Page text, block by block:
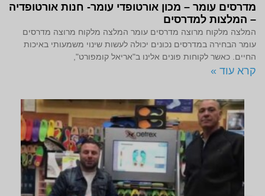
מדרסים עומר – מכון אורטופדי עומר- חנות אורטופדיה
– המלצות למדרסים
המלצה מלקוח מרוצה מדרסים עומר המלצה מלקוח מרוצה מדרסים
עומר הבחירה במדרסים נכונים יכולה לעשות שינוי משמעותי באיכות
החיים. כאשר לקוחות פונים אלינו ב"אריאל קומפורט",
קרא עוד »